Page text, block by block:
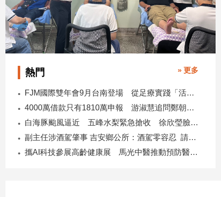
科
技/
遊
戲
運
Pet
熱門 » 更多
FJM國際雙年會9月台南登場 從足療實踐「活出愛」
4000萬借款只有1810萬申報 游淑慧追問鄭朝方：2190萬差額去哪了
白海豚颱風逼近 五峰水梨緊急搶收 徐欣瑩臉書急呼「搶救五峰水梨」
副主任涉酒駕肇事 吉安鄉公所：酒駕零容忍 請辭獲准
攜AI科技參展高齡健康展 馬光中醫推動預防醫學迎接長壽新經濟